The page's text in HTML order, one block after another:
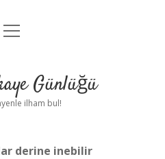
Uyarı
menüyü
Günlüğü
ilham bul!
derine inebilir